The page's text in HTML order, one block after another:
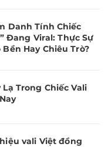
Danh Tính Chiếc
Đang Viral: Thực Sự
Hay Chiêu Trò?
Trong Chiếc Vali
vali Việt đồng